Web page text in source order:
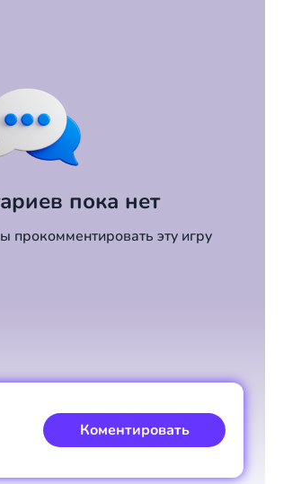
пока нет
прокомментировать эту игру
Коментировать